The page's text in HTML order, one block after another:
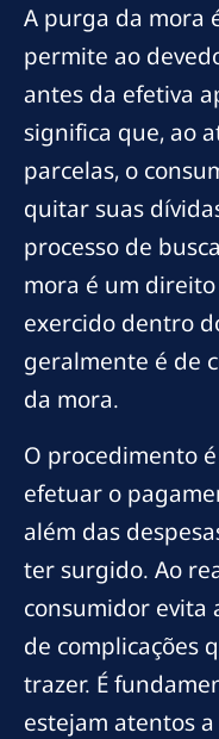
A purga da mora
permite ao
antes da efetiva
significa que, ao
parcelas, o
quitar suas
processo de
mora é um
exercido dentro
geralmente é de
da mora.
O procedimento
efetuar o
além das
ter surgido. Ao
consumidor evita
de complicações
trazer. É
estejam atentos